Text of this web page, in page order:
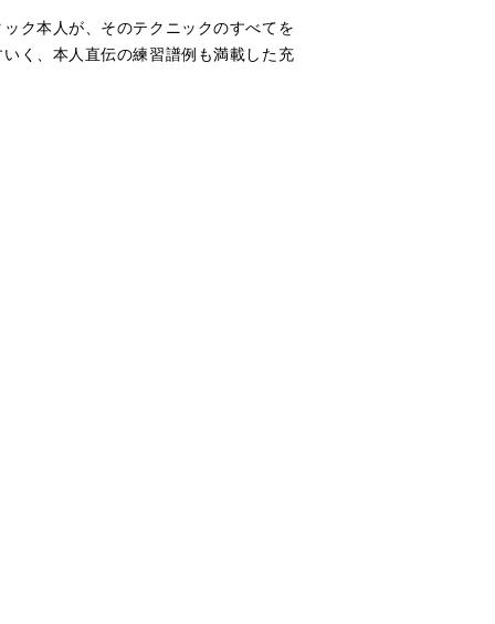
ク本人が、そのテクニックのすべてを
く、本人直伝の練習譜例も満載した充